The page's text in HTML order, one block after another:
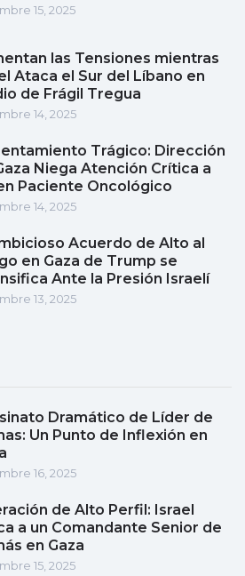
15, 2025
las Tensiones mientras
Ataca el Sur del Líbano en
de Frágil Tregua
14, 2025
Trágico: Dirección
Niega Atención Crítica a
Paciente Oncológico
14, 2025
Acuerdo de Alto al
en Gaza de Trump se
Ante la Presión Israelí
13, 2025
Dramático de Líder de
Un Punto de Inflexión en
16, 2025
de Alto Perfil: Israel
a un Comandante Senior de
en Gaza
15, 2025